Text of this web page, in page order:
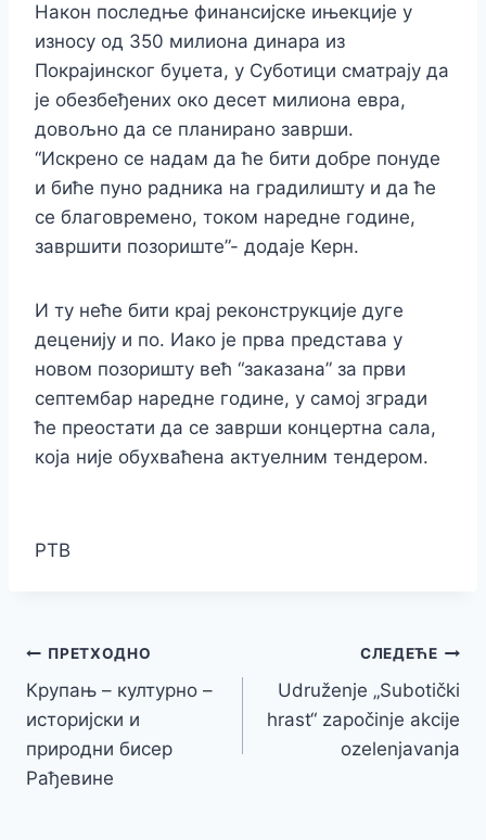
Након последње финансијске ињекције у
износу од 350 милиона динара из
Покрајинског буџета, у Суботици сматрају да
је обезбеђених око десет милиона евра,
довољно да се планирано заврши.
“Искрено се надам да ће бити добре понуде
и биће пуно радника на градилишту и да ће
се благовремено, током наредне године,
завршити позориште”- додаје Керн.
И ту неће бити крај реконструкције дуге
деценију и по. Иако је прва представа у
новом позоришту већ “заказана” за први
септембар наредне године, у самој згради
ће преостати да се заврши концертна сала,
која није обухваћена актуелним тендером.
РТВ
Кретање
чланка
ПРЕТХОДНО
Крупањ – културно –
историјски и
природни бисер
Рађевине
СЛЕДЕЋЕ
Udruženje „Subotički
hrast“ započinje akcije
ozelenjavanja